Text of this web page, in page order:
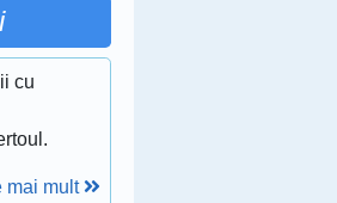
cu
mai mult